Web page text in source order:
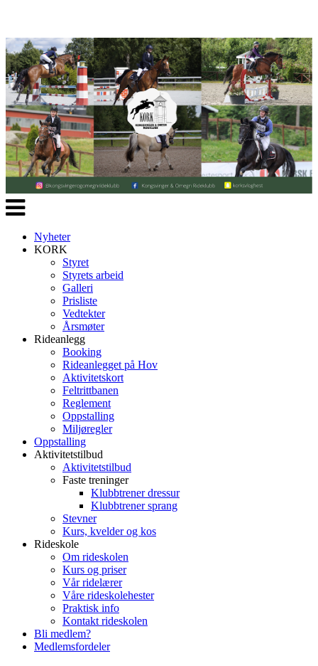
Veksle
navigasjon
Nyheter
KORK
Styret
Styrets arbeid
Galleri
Prisliste
Vedtekter
Årsmøter
Rideanlegg
Booking
Rideanlegget på Hov
Aktivitetskort
Feltrittbanen
Reglement
Oppstalling
Miljøregler
Oppstalling
Aktivitetstilbud
Aktivitetstilbud
Faste treninger
Klubbtrener dressur
Klubbtrener sprang
Stevner
Kurs, kvelder og kos
Rideskole
Om rideskolen
Kurs og priser
Vår ridelærer
Våre rideskolehester
Praktisk info
Kontakt rideskolen
Bli medlem?
Medlemsfordeler